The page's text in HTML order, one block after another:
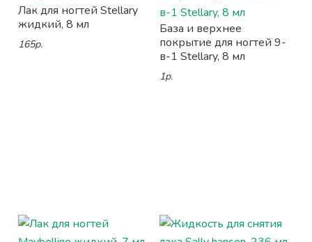
Лак для ногтей Stellary
жидкий, 8 мл
165р.
База и верхнее
покрытие для ногтей 9-
в-1 Stellary, 8 мл
1р.